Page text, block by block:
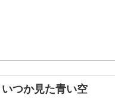
いつか見た青い空